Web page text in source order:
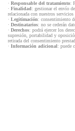
· Responsable del tratamiento:
· Finalidad: gestionar el envío
relacionada con nuestros servicios
· Legitimación: consentimiento
· Destinatarios: no se cederán
· Derechos: podrá ejercer los
supresión, portabilidad y
retirada del consentimiento
· Información adicional: puede